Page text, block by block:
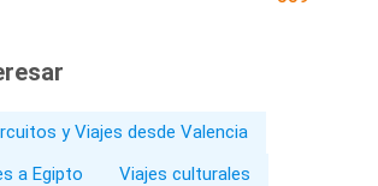
y Viajes desde Valencia
a Egipto
Viajes culturales